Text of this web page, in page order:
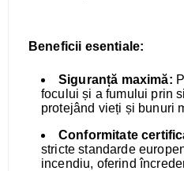
Beneficii esentiale:
Siguranță maximă:
focului și a fumului prin
protejând vieți și bunuri
Conformitate
stricte standarde
incendiu, oferind